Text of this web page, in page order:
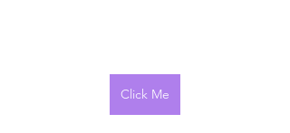
Click Me